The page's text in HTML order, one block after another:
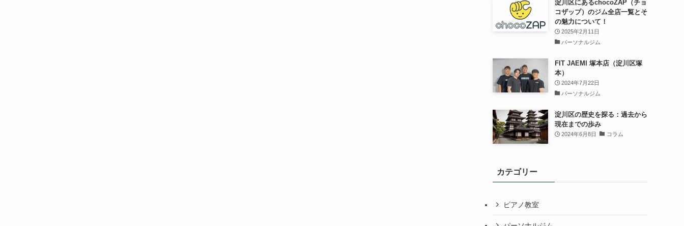
淀川区にあるchocoZAP（チョ
コザップ）のジム全店一覧とそ
の魅力について！
2025年2月11日
パーソナルジム
FIT JAEMI 塚本店（淀川区塚
本）
2024年7月22日
パーソナルジム
淀川区の歴史を探る：過去から
現在までの歩み
2024年6月8日 コラム
カテゴリー
ピアノ教室